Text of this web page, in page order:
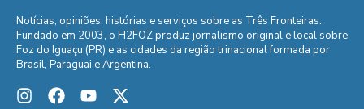
Notícias, opiniões, histórias e serviços sobre as Três Fronteiras.
Fundado em 2003, o H2FOZ produz jornalismo original e local sobre
Foz do Iguaçu (PR) e as cidades da região trinacional formada por
Brasil, Paraguai e Argentina.